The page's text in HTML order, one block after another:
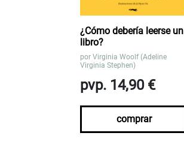
¿Cómo debería leerse un
libro?
por Virginia Woolf (Adeline
Virginia Stephen)
pvp. 14,90 €
comprar